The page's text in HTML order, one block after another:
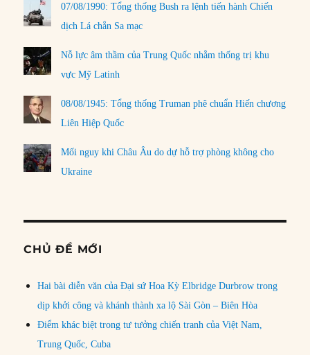
07/08/1990: Tổng thống Bush ra lệnh tiến hành Chiến
dịch Lá chắn Sa mạc
Nỗ lực âm thầm của Trung Quốc nhằm thống trị khu
vực Mỹ Latinh
08/08/1945: Tổng thống Truman phê chuẩn Hiến chương
Liên Hiệp Quốc
Mối nguy khi Châu Âu do dự hỗ trợ phòng không cho
Ukraine
CHỦ ĐỀ MỚI
Hai bài diễn văn của Đại sứ Hoa Kỳ Elbridge Durbrow trong
dịp khởi công và khánh thành xa lộ Sài Gòn – Biên Hòa
Điểm khác biệt trong tư tưởng chiến tranh của Việt Nam,
Trung Quốc, Cuba